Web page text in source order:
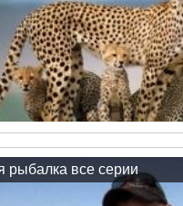
рыбалка все серии